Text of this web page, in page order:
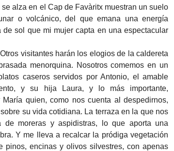
alza en el Cap de Favàritx muestran un suelo
o volcánico, del que emana una energía
de sol que mi mujer capta en una espectacular
visitantes harán los elogios de la caldereta
menorquina. Nosotros comemos en un
caseros servidos por Antonio, el amable
y su hija Laura, y lo más importante,
quien, como nos cuenta al despedirnos,
su vida cotidiana. La terraza en la que nos
de moreras y aspidistras, lo que aporta una
Y me lleva a recalcar la pródiga vegetación
pinos, encinas y olivos silvestres, con apenas